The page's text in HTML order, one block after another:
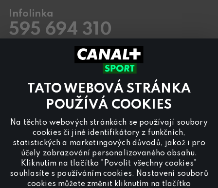
TATO WEBOVÁ STRÁNKA
POUŽÍVÁ COOKIES
Na těchto webových stránkách se používají soubory
cookies či jiné identifikátory z funkčních,
statistických a marketingových důvodů, jakož i pro
účely zobrazování personalizovaného obsahu.
Kliknutím na tlačítko "Povolit všechny cookies"
souhlasíte s používáním cookies. Nastavení souborů
cookies můžete změnit kliknutím na tlačítko
Infolinka
595 694 310
8.00 – 20:00
8.00 – 18:00
inzerci na programu CANAL+ Sport
nás
kontaktujte na reklama@canalplus.cz
Naši redakci kontaktujete na
redakce@canalplus.cz